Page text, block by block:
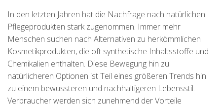
In den letzten Jahren hat die Nachfrage nach natürlichen
Pflegeprodukten stark zugenommen. Immer mehr
Menschen suchen nach Alternativen zu herkömmlichen
Kosmetikprodukten, die oft synthetische Inhaltsstoffe und
Chemikalien enthalten. Diese Bewegung hin zu
natürlicheren Optionen ist Teil eines größeren Trends hin
zu einem bewussteren und nachhaltigeren Lebensstil.
Verbraucher werden sich zunehmend der Vorteile